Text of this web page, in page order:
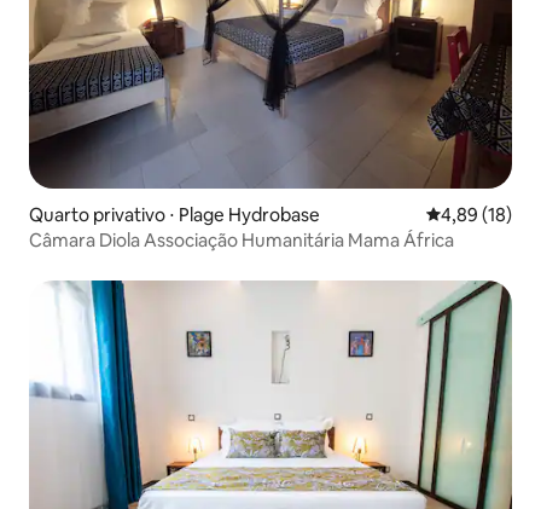
Quarto privativo ⋅ Plage Hydrobase 4,89 de uma
4,89 (18)
Câmara Diola Associação Humanitária Mama África